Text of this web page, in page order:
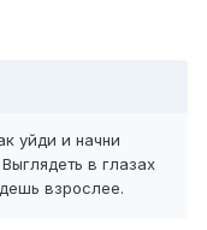
уйди и начни
в глазах
взрослее.